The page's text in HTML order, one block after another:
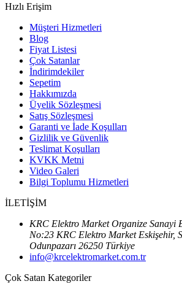
Hızlı Erişim
Müşteri Hizmetleri
Blog
Fiyat Listesi
Çok Satanlar
İndirimdekiler
Sepetim
Hakkımızda
Üyelik Sözleşmesi
Satış Sözleşmesi
Garanti ve İade Koşulları
Gizlilik ve Güvenlik
Teslimat Koşulları
KVKK Metni
Video Galeri
Bilgi Toplumu Hizmetleri
İLETİŞİM
KRC Elektro Market Organize Sanayi
No:23 KRC Elektro Market Eskişehir,
Odunpazarı 26250 Türkiye
info@krcelektromarket.com.tr
Çok Satan Kategoriler